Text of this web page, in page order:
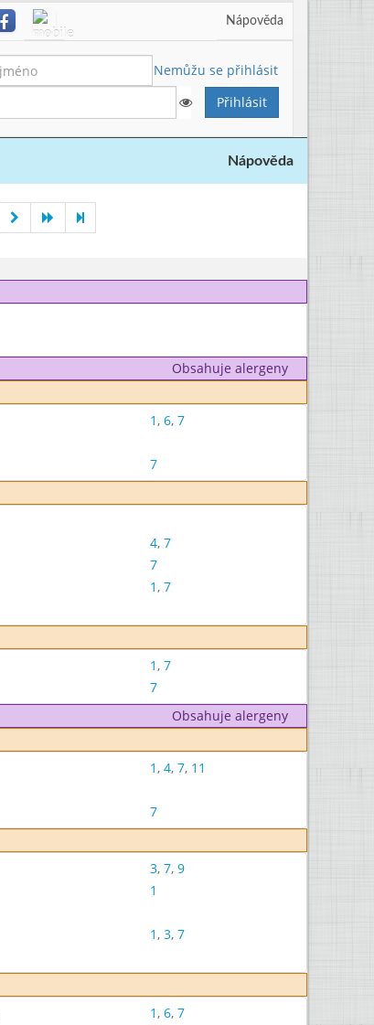
Nápověda
Nemůžu se přihlásit
Nápověda
Obsahuje alergeny
1, 6, 7
7
4, 7
7
1, 7
1, 7
7
Obsahuje alergeny
1, 4, 7, 11
7
3, 7, 9
1
1, 3, 7
1, 6, 7